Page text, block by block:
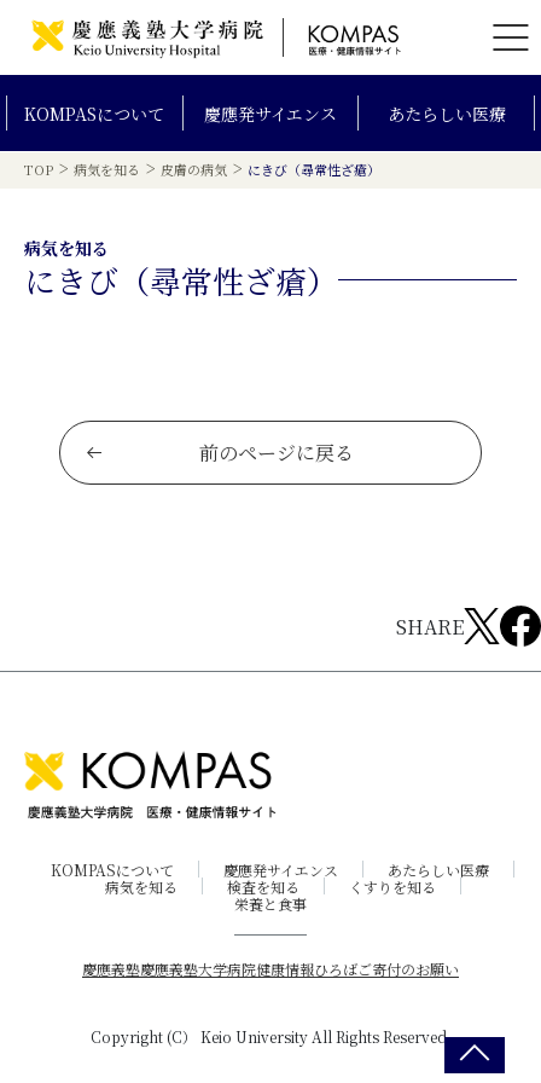
KOMPASについて 慶應発サイエンス あたらしい医療
TOP > 病気を知る > 皮膚の病気 > にきび（尋常性ざ瘡）
病気を知る
にきび（尋常性ざ瘡）
前のページに戻る
SHARE
KOMPASについて 慶應発サイエンス
あたらしい医療
病気を知る
検査を知る
くすりを知る
栄養と食事
慶應義塾慶應義塾大学病院健康情報ひろばご寄付のお願い
Copyright (C） Keio University All Rights Reserved.